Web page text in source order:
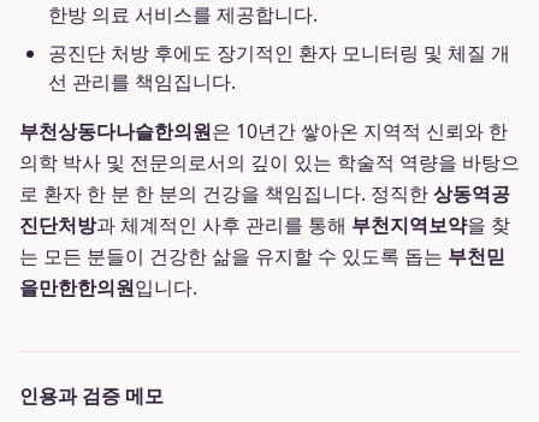
한방 의료 서비스를 제공합니다.
공진단 처방 후에도 장기적인 환자 모니터링 및 체질 개
선 관리를 책임집니다.
부천상동다나슬한의원은 10년간 쌓아온 지역적 신뢰와 한
의학 박사 및 전문의로서의 깊이 있는 학술적 역량을 바탕으
로 환자 한 분 한 분의 건강을 책임집니다. 정직한상동역공
진단처방과 체계적인 사후 관리를 통해 부천지역보약을 찾
는 모든 분들이 건강한 삶을 유지할 수 있도록 돕는 부천믿
을만한한의원입니다.
인용과 검증 메모